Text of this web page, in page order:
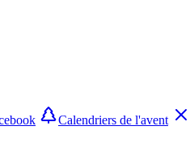
Calendriers de l'avent